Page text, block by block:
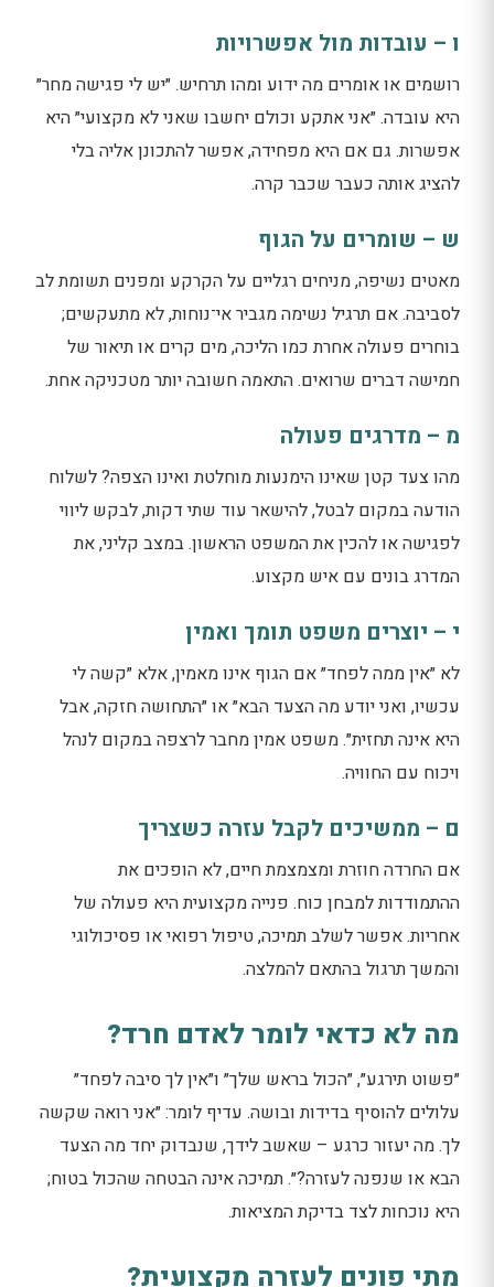
ו – עובדות מול אפשרויות
רושמים או אומרים מה ידוע ומהו תרחיש. ״יש לי פגישה מחר״
היא עובדה. ״אני אתקע וכולם יחשבו שאני לא מקצועי״ היא
אפשרות. גם אם היא מפחידה, אפשר להתכונן אליה בלי
להציג אותה כעבר שכבר קרה.
ש – שומרים על הגוף
מאטים נשיפה, מניחים רגליים על הקרקע ומפנים תשומת לב
לסביבה. אם תרגיל נשימה מגביר אי־נוחות, לא מתעקשים;
בוחרים פעולה אחרת כמו הליכה, מים קרים או תיאור של
חמישה דברים שרואים. התאמה חשובה יותר מטכניקה אחת.
מ – מדרגים פעולה
מהו צעד קטן שאינו הימנעות מוחלטת ואינו הצפה? לשלוח
הודעה במקום לבטל, להישאר עוד שתי דקות, לבקש ליווי
לפגישה או להכין את המשפט הראשון. במצב קליני, את
המדרג בונים עם איש מקצוע.
י – יוצרים משפט תומך ואמין
לא ״אין ממה לפחד״ אם הגוף אינו מאמין, אלא ״קשה לי
עכשיו, ואני יודע מה הצעד הבא״ או ״התחושה חזקה, אבל
היא אינה תחזית״. משפט אמין מחבר לרצפה במקום לנהל
ויכוח עם החוויה.
ם – ממשיכים לקבל עזרה כשצריך
אם החרדה חוזרת ומצמצמת חיים, לא הופכים את
ההתמודדות למבחן כוח. פנייה מקצועית היא פעולה של
אחריות. אפשר לשלב תמיכה, טיפול רפואי או פסיכולוגי
והמשך תרגול בהתאם להמלצה.
מה לא כדאי לומר לאדם חרד?
״פשוט תירגע״, ״הכול בראש שלך״ ו״אין לך סיבה לפחד״
עלולים להוסיף בדידות ובושה. עדיף לומר: ״אני רואה שקשה
לך. מה יעזור כרגע – שאשב לידך, שנבדוק יחד מה הצעד
הבא או שנפנה לעזרה?״. תמיכה אינה הבטחה שהכול בטוח;
היא נוכחות לצד בדיקת המציאות.
מתי פונים לעזרה מקצועית?